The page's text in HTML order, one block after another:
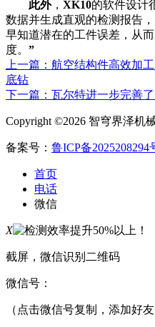
此外， XK10的软件设计
数据并生成直观的检测报告
早知道潜在的工件误差，从
度。 ”
上一篇：航空结构件高效
底钻
下一篇：瓦尔特进一步完善
Copyright ©2026 智穹界泽机
备案号： 鲁ICP备2025208294
首页
电话
微信
X
截屏，微信识别二维码
微信号：
（点击微信号复制，添加好友